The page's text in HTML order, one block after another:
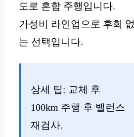
도로 혼합 주행입니다.
가성비 라인업으로 후회 없
는 선택입니다.
상세 팁: 교체 후
100km 주행 후 밸런스
재검사.